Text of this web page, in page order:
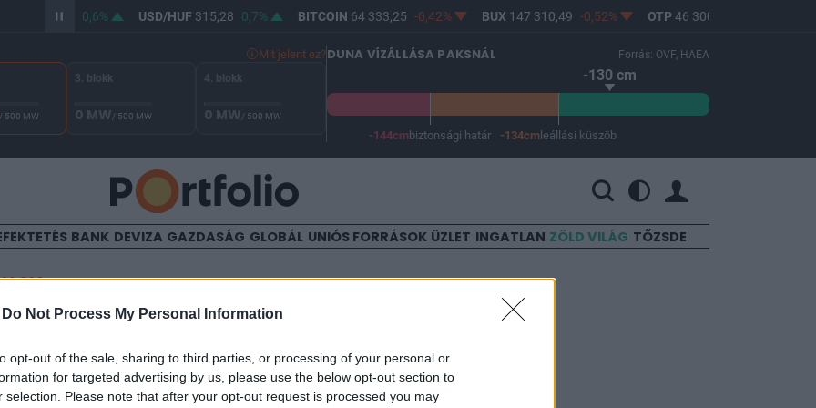
Do Not Process My Personal Information
opt-out of the sale, sharing to third parties, or processing of your personal or
for targeted advertising by us, please use the below opt-out section to
selection. Please note that after your opt-out request is processed you may
363,90 0,6% USD/HUF315,28 0,7% BITCOIN64 333,25 -0,42% BUX147 310,49 -0,52% OTP46 300
Mit jelent ez?
/ 500 MW
3. blokk
0 MW/ 500 MW
4. blokk
0 MW/ 500 MW
DUNA VÍZÁLLÁSA PAKSNÁL Forrás: OVF, HAEA
-130 cm
-144cm biztonsági határ -134cm leállási küszöb
BANK DEVIZA GAZDASÁG GLOBÁL UNIÓS FORRÁSOK ÜZLET INGATLAN ZÖLD VILÁG TŐZSDE
zajlott le az E-Starnál